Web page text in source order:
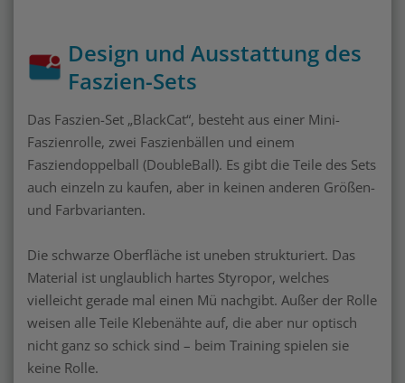
Design und Ausstattung des
Faszien-Sets
Das Faszien-Set „BlackCat“, besteht aus einer Mini-
Faszienrolle, zwei Faszienbällen und einem
Fasziendoppelball (DoubleBall). Es gibt die Teile des Sets
auch einzeln zu kaufen, aber in keinen anderen Größen-
und Farbvarianten.
Die schwarze Oberfläche ist uneben strukturiert. Das
Material ist unglaublich hartes Styropor, welches
vielleicht gerade mal einen Mü nachgibt. Außer der Rolle
weisen alle Teile Klebenähte auf, die aber nur optisch
nicht ganz so schick sind – beim Training spielen sie
keine Rolle.